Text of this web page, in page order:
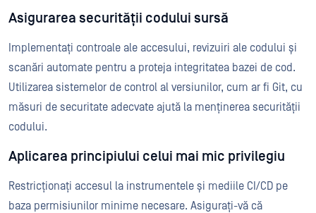
Asigurarea securității codului sursă
Implementați controale ale accesului, revizuiri ale codului și
scanări automate pentru a proteja integritatea bazei de cod.
Utilizarea sistemelor de control al versiunilor, cum ar fi Git, cu
măsuri de securitate adecvate ajută la menținerea securității
codului.
Aplicarea principiului celui mai mic privilegiu
Restricționați accesul la instrumentele și mediile CI/CD pe
baza permisiunilor minime necesare. Asigurați-vă că